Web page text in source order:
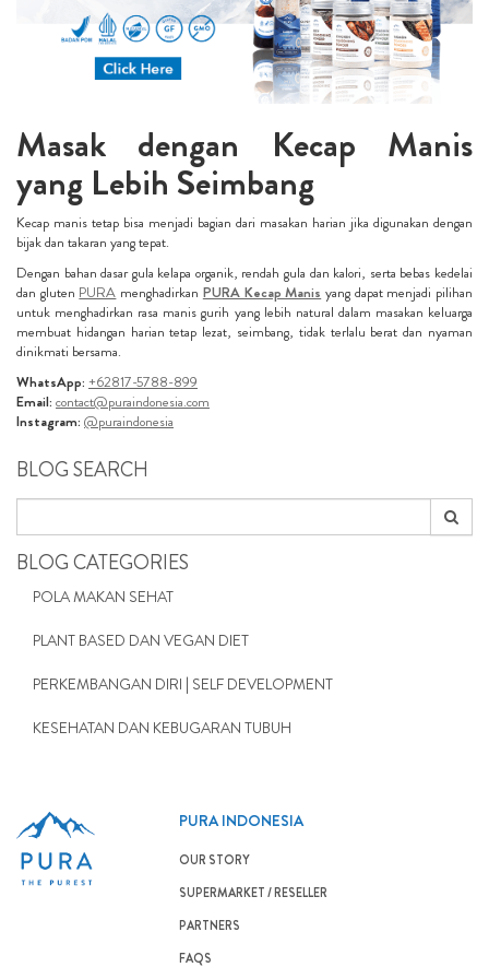
Masak dengan Kecap Manis
yang Lebih Seimbang
Kecap manis tetap bisa menjadi bagian dari masakan harian jika digunakan dengan
bijak dan takaran yang tepat.
Dengan bahan dasar gula kelapa organik, rendah gula dan kalori, serta bebas kedelai
dan gluten PURA menghadirkan PURA Kecap Manis yang dapat menjadi pilihan
untuk menghadirkan rasa manis gurih yang lebih natural dalam masakan keluarga
membuat hidangan harian tetap lezat, seimbang, tidak terlalu berat dan nyaman
dinikmati bersama.
WhatsApp: +62817-5788-899
Email: contact@puraindonesia.com
Instagram: @puraindonesia
BLOG SEARCH
BLOG CATEGORIES
POLA MAKAN SEHAT
PLANT BASED DAN VEGAN DIET
PERKEMBANGAN DIRI | SELF DEVELOPMENT
KESEHATAN DAN KEBUGARAN TUBUH
PURA INDONESIA
OUR STORY
SUPERMARKET / RESELLER
PARTNERS
FAQS